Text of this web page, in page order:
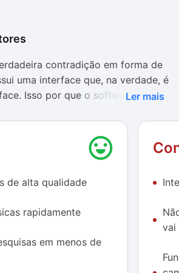
contradição em forma de
uma interface que, na verdade, é
Isso por que o software
vista, é de se duvidar que este
fazer algo de útil.
dele é excelente. Ele
fontes diferentes, inicia o download
quando o carregamento atingir
Ler mais
de alta qualidade
rapidamente
em menos de
vai